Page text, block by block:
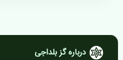
درباره گز بلداجی